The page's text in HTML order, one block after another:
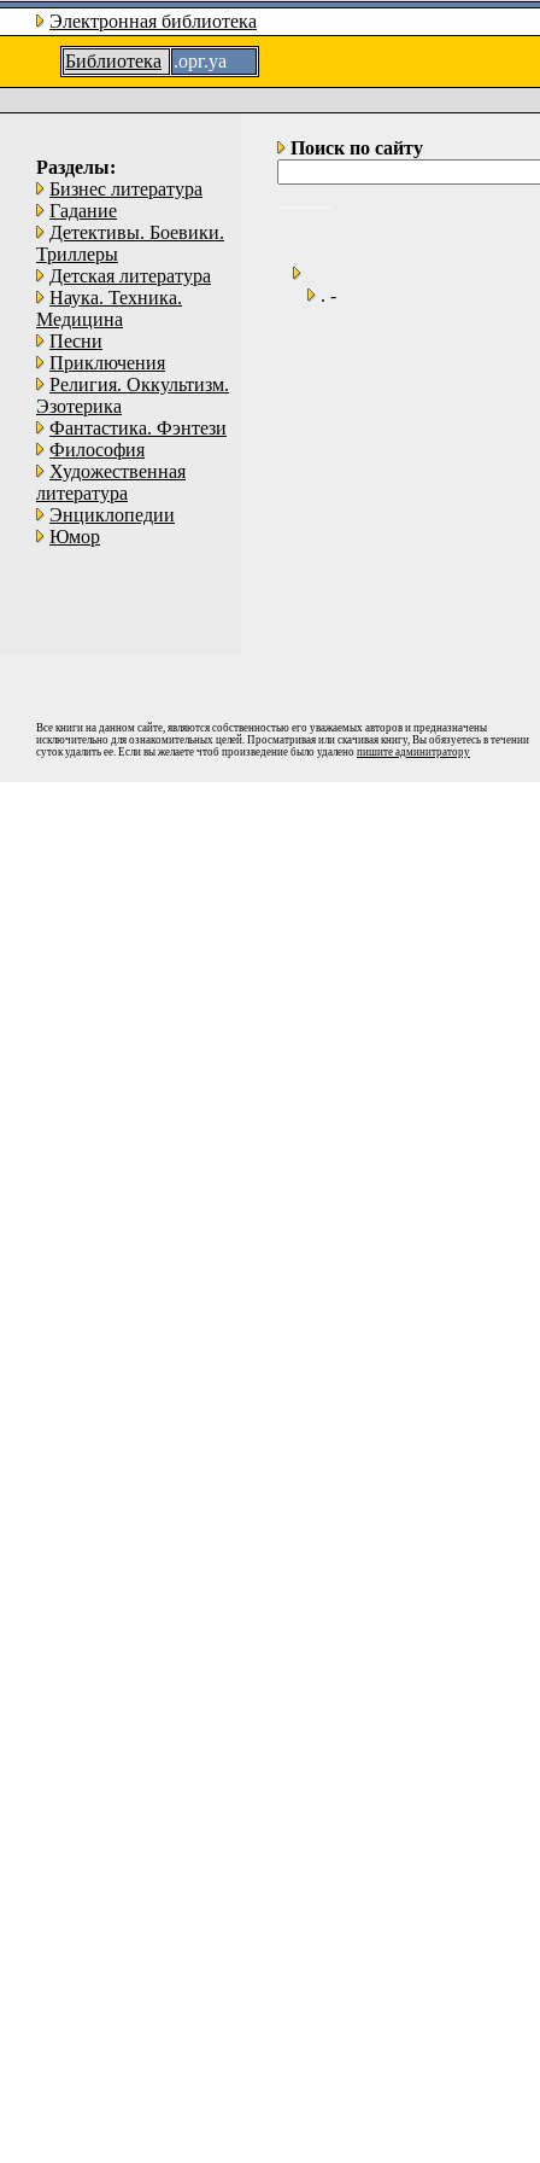
Электронная библиотека
Библиотека
.орг.уа
Разделы:
Бизнес литература
Гадание
Детективы. Боевики.
Триллеры
Детская литература
Наука. Техника.
Медицина
Песни
Приключения
Религия. Оккультизм.
Эзотерика
Фантастика. Фэнтези
Философия
Художественная
литература
Энциклопедии
Юмор
Поиск по сайту
. -
Все книги на данном сайте, являются собственностью его уважаемых авторов и предназначены
исключительно для ознакомительных целей. Просматривая или скачивая книгу, Вы обязуетесь в течении
суток удалить ее. Если вы желаете чтоб произведение было удалено пишите админитратору